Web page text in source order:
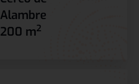
Alambre
200 m2